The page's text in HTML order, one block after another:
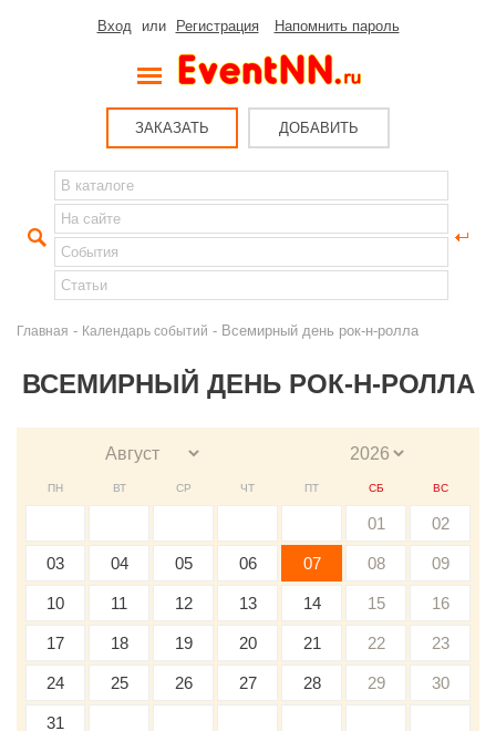
Вход или Регистрация Напомнить пароль
ЗАКАЗАТЬ ДОБАВИТЬ
Главная - Календарь событий - Всемирный день рок-н-ролла
ВСЕМИРНЫЙ ДЕНЬ РОК-Н-РОЛЛА
ПН ВТ СР ЧТ ПТ СБ ВС
01 02
03 04 05 06 07 08 09
10 11 12 13 14 15 16
17 18 19 20 21 22 23
24 25 26 27 28 29 30
31